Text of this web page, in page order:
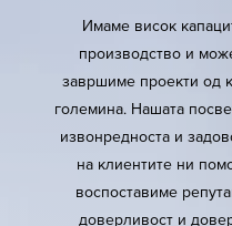
Имаме висок
производство и
завршиме проекти од
големина. Нашата
извонредноста и
на клиентите ни
воспоставиме
доверливост и